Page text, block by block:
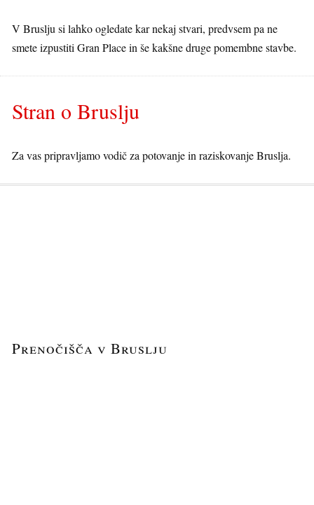
V Bruslju si lahko ogledate kar nekaj stvari, predvsem pa ne
smete izpustiti Gran Place in še kakšne druge pomembne stavbe.
Stran o Bruslju
Za vas pripravljamo vodič za potovanje in raziskovanje Bruslja.
Prenočišča v Bruslju